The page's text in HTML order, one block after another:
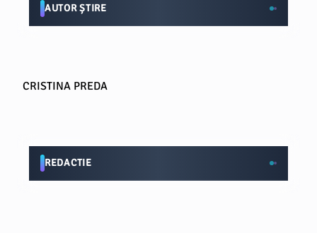
AUTOR ȘTIRE
CRISTINA PREDA
REDACTIE